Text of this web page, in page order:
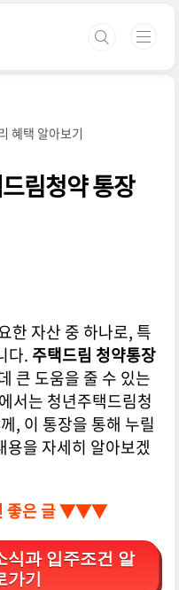
혜택 알아보기
림청약 통장
한 자산 중 하나로, 특
다. 주택드림 청약통장
큰 도움을 줄 수 있는
서는 청년주택드림청
, 이 통장을 통해 누릴
용을 자세히 알아보겠
좋은 글 ▼▼▼
식과 입주조건 알
기